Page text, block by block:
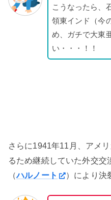
こうなったら、
領東インド（今
め、ガチで大東
い・・・！！
さらに1941年11月、アメ
るため継続していた外交
（ハルノート ）により決